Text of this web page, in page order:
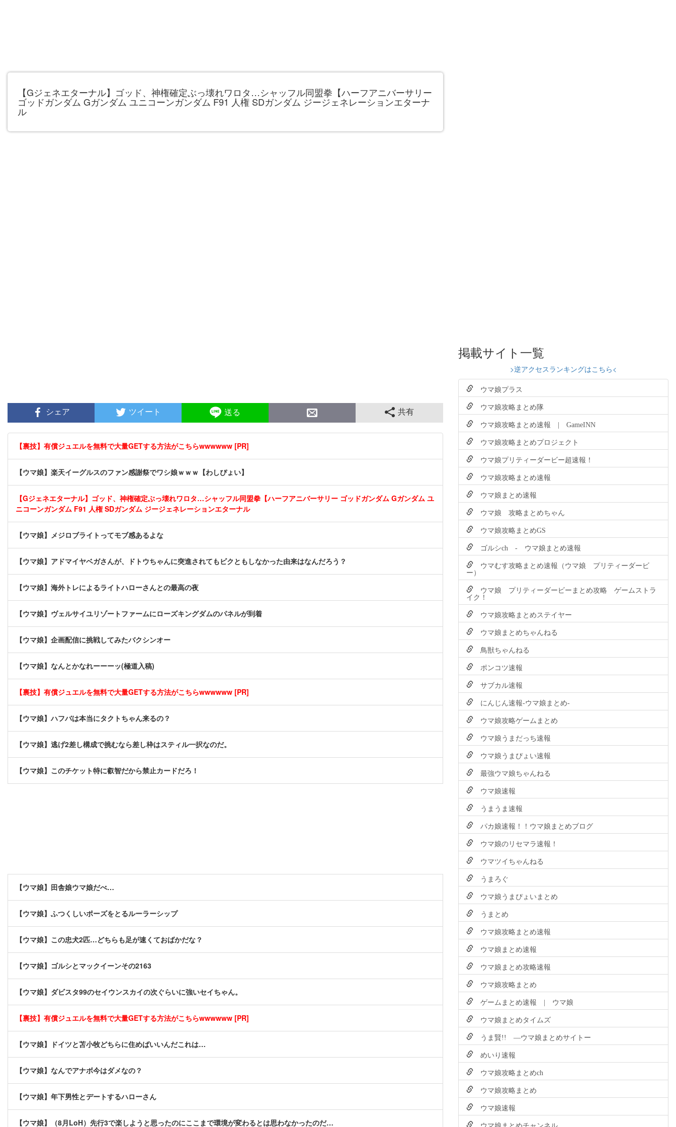
【Gジェネエターナル】ゴッド、神権確定ぶっ壊れワロタ…シャッフル同盟拳【ハーフアニバーサリー
ゴッドガンダム Gガンダム ユニコーンガンダム F91 人権 SDガンダム ジージェネレーションエターナ
ル
シェア ツイート 送る 共有
【裏技】有償ジュエルを無料で大量GETする方法がこちらwwwwww [PR]
【ウマ娘】楽天イーグルスのファン感謝祭でワシ娘ｗｗｗ【わしぴょい】
【Gジェネエターナル】ゴッド、神権確定ぶっ壊れワロタ…シャッフル同盟拳【ハーフアニバーサリー ゴッドガンダム Gガンダム ユ
ニコーンガンダム F91 人権 SDガンダム ジージェネレーションエターナル
【ウマ娘】メジロブライトってモブ感あるよな
【ウマ娘】アドマイヤベガさんが、ドトウちゃんに突進されてもビクともしなかった由来はなんだろう？
【ウマ娘】海外トレによるライトハローさんとの最高の夜
【ウマ娘】ヴェルサイユリゾートファームにローズキングダムのパネルが到着
【ウマ娘】企画配信に挑戦してみたバクシンオー
【ウマ娘】なんとかなれーーーッ(極道入稿)
【裏技】有償ジュエルを無料で大量GETする方法がこちらwwwwww [PR]
【ウマ娘】ハフバは本当にタクトちゃん来るの？
【ウマ娘】逃げ2差し構成で挑むなら差し枠はスティル一択なのだ。
【ウマ娘】このチケット特に叡智だから禁止カードだろ！
【ウマ娘】田舎娘ウマ娘だべ…
【ウマ娘】ふつくしいポーズをとるルーラーシップ
【ウマ娘】この忠犬2匹…どちらも足が速くておばかだな？
【ウマ娘】ゴルシとマックイーンその2163
【ウマ娘】ダビスタ99のセイウンスカイの次ぐらいに強いセイちゃん。
【裏技】有償ジュエルを無料で大量GETする方法がこちらwwwwww [PR]
【ウマ娘】ドイツと苫小牧どちらに住めばいいんだこれは…
【ウマ娘】なんでアナボ今はダメなの？
【ウマ娘】年下男性とデートするハローさん
【ウマ娘】（8月LoH）先行3で楽しようと思ったのにここまで環境が変わるとは思わなかったのだ…
掲載サイト一覧
>逆アクセスランキングはこちら<
ウマ娘プラス
ウマ娘攻略まとめ隊
ウマ娘攻略まとめ速報 | GameINN
ウマ娘攻略まとめプロジェクト
ウマ娘プリティーダービー超速報！
ウマ娘攻略まとめ速報
ウマ娘まとめ速報
ウマ娘 攻略まとめちゃん
ウマ娘攻略まとめGS
ゴルシch - ウマ娘まとめ速報
ウマむす攻略まとめ速報（ウマ娘 プリティーダービ
ー）
ウマ娘 プリティーダービーまとめ攻略 ゲームストラ
イク！
ウマ娘攻略まとめステイヤー
ウマ娘まとめちゃんねる
鳥獣ちゃんねる
ポンコツ速報
サブカル速報
にんじん速報-ウマ娘まとめ-
ウマ娘攻略ゲームまとめ
ウマ娘うまだっち速報
ウマ娘うまぴょい速報
最強ウマ娘ちゃんねる
ウマ娘速報
うまうま速報
パカ娘速報！！ウマ娘まとめブログ
ウマ娘のリセマラ速報！
ウマツイちゃんねる
うまろぐ
ウマ娘うまぴょいまとめ
うまとめ
ウマ娘攻略まとめ速報
ウマ娘まとめ速報
ウマ娘まとめ攻略速報
ウマ娘攻略まとめ
ゲームまとめ速報 | ウマ娘
ウマ娘まとめタイムズ
うま賢!! ―ウマ娘まとめサイトー
めいり速報
ウマ娘攻略まとめch
ウマ娘攻略まとめ
ウマ娘速報
ウマ娘まとめチャンネル